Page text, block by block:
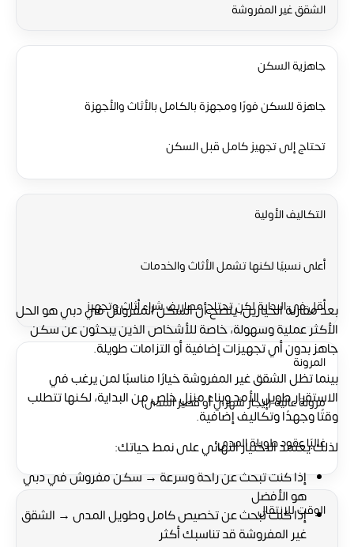
الشقق غير المفروشة
جاهزية السكن
جاهزة للسكن فورًا ومجهزة بالكامل بالأثاث والأجهزة
تحتاج إلى تجهيز كامل قبل السكن
التكاليف الأولية
أعلى نسبيًا لكنها تشمل الأثاث والخدمات
أقل في البداية لكن تحتاج مصاريف شراء أثاث وتجهيز
المرونة
مرونة عالية (إيجار شهري أو قصير المدى)
غالبًا عقود طويلة المدى
الوقت للانتقال
بعد مقارنة الخيارين، يتضح أن السكن المفروش في دبي هو الحل
الأكثر عملية وسهولة، خاصة للأشخاص الذين يبحثون عن سكن
جاهز بدون أي تجهيزات إضافية أو التزامات طويلة.
بينما تظل الشقق غير المفروشة خيارًا مناسبًا لمن يرغب في
الاستقرار طويل الأمد وبناء منزل خاص من البداية، لكنها تتطلب
وقتًا وجهدًا وتكاليف إضافية.
لذلك يعتمد الاختيار النهائي على نمط حياتك:
إذا كنت تبحث عن راحة وسرعة →سكن مفروش في دبي
هو الأفضل
إذا كنت تبحث عن تخصيص كامل وطويل المدى → الشقق
غير المفروشة قد تناسبك أكثر